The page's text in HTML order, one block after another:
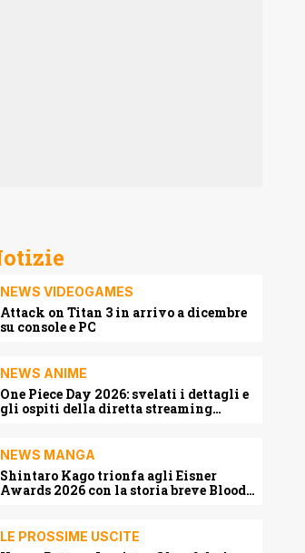
NEWS VIDEOGAMES
Attack on Titan 3 in arrivo a dicembre
su console e PC
NEWS ANIME
One Piece Day 2026: svelati i dettagli e
gli ospiti della diretta streaming
NEWS MANGA
Shintaro Kago trionfa agli Eisner
Awards 2026 con la storia breve Blood
LE PROSSIME USCITE